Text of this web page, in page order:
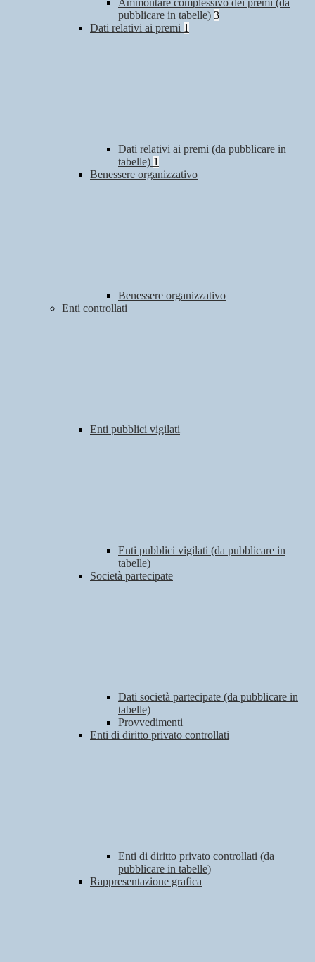
Ammontare complessivo dei premi (da
pubblicare in tabelle) 3
Dati relativi ai premi 1
Dati relativi ai premi (da pubblicare in
tabelle) 1
Benessere organizzativo
Benessere organizzativo
Enti controllati
Enti pubblici vigilati
Enti pubblici vigilati (da pubblicare in
tabelle)
Società partecipate
Dati società partecipate (da pubblicare in
tabelle)
Provvedimenti
Enti di diritto privato controllati
Enti di diritto privato controllati (da
pubblicare in tabelle)
Rappresentazione grafica